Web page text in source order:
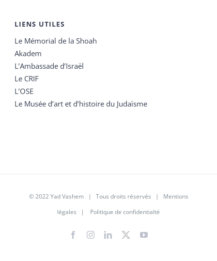
LIENS UTILES
Le Mémorial de la Shoah
Akadem
L’Ambassade d’Israël
Le CRIF
L’OSE
Le Musée d’art et d’histoire du Judaïsme
© 2022 Yad Vashem | Tous droits réservés | Mentions
légales | Politique de confidentialté